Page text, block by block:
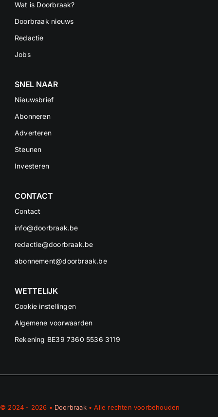
Wat is Doorbraak?
Doorbraak nieuws
Redactie
Jobs
SNEL NAAR
Nieuwsbrief
Abonneren
Adverteren
Steunen
Investeren
CONTACT
Contact
info@doorbraak.be
redactie@doorbraak.be
abonnement@doorbraak.be
WETTELIJK
Cookie instellingen
Algemene voorwaarden
Rekening BE39 7360 5536 3119
© 2024 - 2026 • Doorbraak• Alle rechten voorbehouden